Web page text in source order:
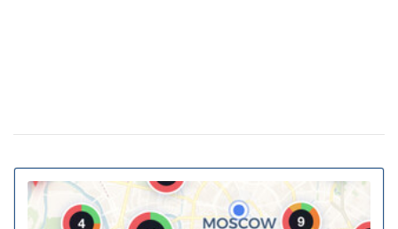
На Украину надвигается циклон Niksala: что
18 августа 16:36
Штрафы до 3400 грн: Кабмин предлагает
ужесточить наказание за нарушение комендантского
часа